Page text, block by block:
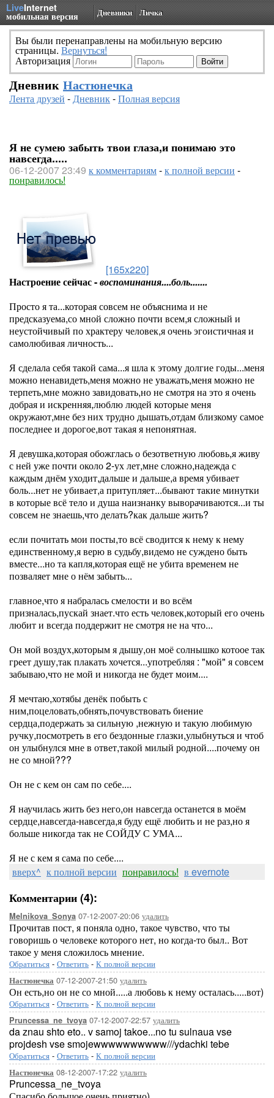
LiveInternet
мобильная версия Дневники Личка
Вы были перенаправлены на мобильную версию
страницы. Вернуться!
Авторизация
Дневник Настюнечка
Лента друзей -Дневник-Полная версия
Я не сумею забыть твои глаза,и понимаю это
навсегда.....
06-12-2007 23:49 к комментариям-к полной версии -
понравилось!
[165x220]
Настроение сейчас -воспоминания....боль.......
Просто я та...которая совсем не объяснима и не
предсказуема,со мной сложно почти всем,я сложный и
неустойчивый по храктеру человек,я очень эгоистичная и
самолюбивая личность...
Я сделала себя такой сама...я шла к этому долгие годы...меня
можно ненавидеть,меня можно не уважать,меня можно не
терпеть,мне можно завидовать,но не смотря на это я очень
добрая и искренняя,люблю людей которые меня
окружают,мне без них трудно дышать,отдам близкому самое
последнее и дорогое,вот такая я непонятная.
Я девушка,которая обожглась о безответную любовь,я живу
с ней уже почти около 2-ух лет,мне сложно,надежда с
каждым днём уходит,дальше и дальше,а время убивает
боль...нет не убивает,а притупляет...бывают такие минутки
в которые всё тело и душа наизнанку выворачиваются...и ты
совсем не знаешь,что делать?как дальше жить?
если почитать мои посты,то всё сводится к нему к нему
единственному,я верю в судьбу,видемо не суждено быть
вместе...но та капля,которая ещё не убита временем не
позваляет мне о нём забыть...
главное,что я набралась смелости и во всём
призналась,пускай знает.что есть человек,который его очень
любит и всегда поддержит не смотря не на что...
Он мой воздух,которым я дышу,он моё солнышко котоое так
греет душу,так плакать хочется...употребляя : "мой" я совсем
забываю,что не мой и никогда не будет моим....
Я мечтаю,хотябы денёк побыть с
ним,поцеловать,обнять,почувствовать биение
сердца,подержать за сильную ,нежную и такую любимую
ручку,посмотреть в его бездонные глазки,улыбнуться и чтоб
он улыбнулся мне в ответ,такой милый родной....почему он
не со мной???
Он не с кем он сам по себе....
Я научилась жить без него,он навсегда останется в моём
сердце,навсегда-навсегда,я буду ещё любить и не раз,но я
больше никогда так не СОЙДУ С УМА...
Я не с кем я сама по себе....
вверх^ к полной версии понравилось! в evernote
Комментарии (4):
Melnikova_Sonya 07-12-2007-20:06 удалить
Прочитав пост, я поняла одно, такое чувство, что ты
говоришь о человеке которого нет, но когда-то был.. Вот
такое у меня сложилось мнение.
Обратиться - Ответить - К полной версии
Настюнечка 07-12-2007-21:50 удалить
Он есть,но он не со мной.....а любовь к нему осталась.....вот)
Обратиться - Ответить - К полной версии
Pruncessa_ne_tvoya 07-12-2007-22:57 удалить
da znau shto eto.. v samoj takoe...no tu sulnaua vse
projdesh vse smojewwwwwwwwww///ydachki tebe
Обратиться - Ответить - К полной версии
Настюнечка 08-12-2007-17:22 удалить
Pruncessa_ne_tvoya